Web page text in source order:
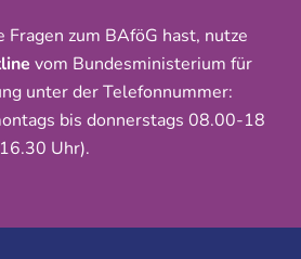
zum BAföG hast, nutze
vom Bundesministerium für
unter der Telefonnummer:
bis donnerstags 08.00-18
Uhr).